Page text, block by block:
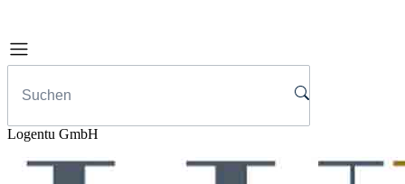
Logentu GmbH